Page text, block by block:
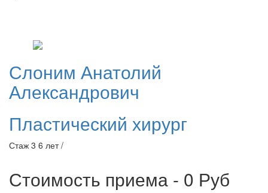
Слоним Анатолий
Александрович
Пластический хирург
Стаж 3 6 лет /
Стоимость приема - 0 Руб